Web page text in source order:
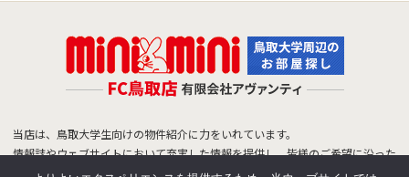
当店は、鳥取大学生向けの物件紹介に力をいれています。
情報誌やウェブサイトにおいて充実した情報を提供し、皆様のご希望に沿った
物件をご紹介できるよう努めています。